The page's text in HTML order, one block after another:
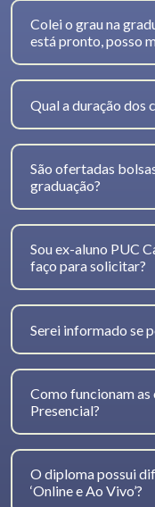
Colei o grau na
está pronto, posso
Qual a duração dos
São ofertadas
graduação?
Sou ex-aluno PUC
faço para solicitar?
Serei informado se
Como funcionam as
Presencial?
O diploma possui
‘Online e Ao Vivo’?